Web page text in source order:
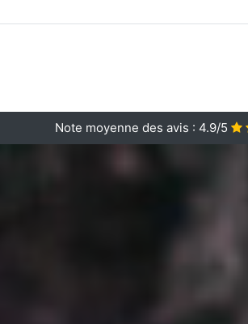
Note moyenne des avis : 4.9/5